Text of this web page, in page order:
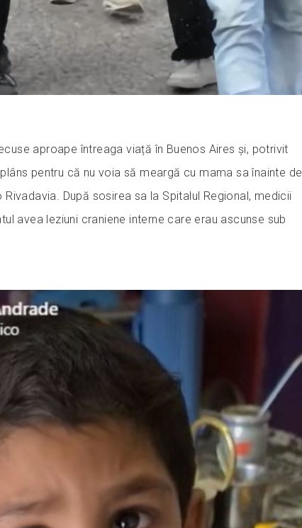
aproape întreaga viață în Buenos Aires și, potrivit
pentru că nu voia să meargă cu mama sa înainte de
După sosirea sa la Spitalul Regional, medicii
avea leziuni craniene interne care erau ascunse sub